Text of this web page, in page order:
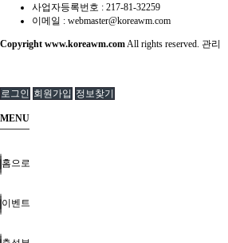
사업자등록번호 : 217-81-32259
이메일 : webmaster@koreawm.com
Copyright www.koreawm.com All rights reserved. 관리
로그인 회원가입 정보찾기
MENU
홈으로
이벤트